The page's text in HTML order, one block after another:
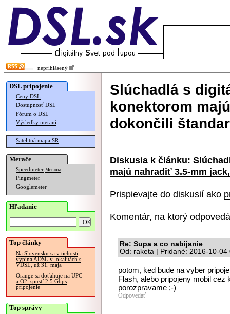
neprihlásený
DSL pripojenie
Ceny DSL
Dostupnosť DSL
Fórum o DSL
Výsledky meraní
Satelitná mapa SR
Merače
Speedmeter Merania
Pingmeter
Googlemeter
Hľadanie
Top články
Na Slovensku sa v tichosti
vypína ADSL v lokalitách s
VDSL, už 31. mája
Orange sa doťahuje na UPC
a O2, spustí 2.5 Gbps
pripojenie
Top správy
Slúchadlá s
konektorom
dokončili
Diskusia k článku:
majú nahradiť 3.5-mm
Prispievajte do diskusií ako
Komentár, na ktorý
Re: Supa a co nabijanie
Od: raketa | Pridané: 2016-10-04
potom, ked bude na vyber
Flash, alebo pripojeny mobil cez
porozpravame ;-)
Odpovedať